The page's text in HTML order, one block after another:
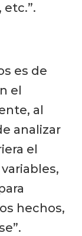
etc.”.
es de
el
al
analizar
el
hechos,